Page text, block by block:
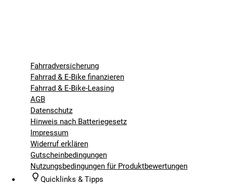
Fahrradversicherung
Fahrrad & E-Bike finanzieren
Fahrrad & E-Bike-Leasing
AGB
Datenschutz
Hinweis nach Batteriegesetz
Impressum
Widerruf erklären
Gutscheinbedingungen
Nutzungsbedingungen für Produktbewertungen
Quicklinks & Tipps